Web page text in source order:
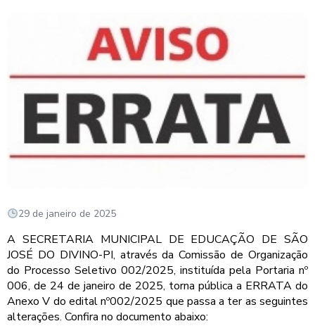
29 de janeiro de 2025
A SECRETARIA MUNICIPAL DE EDUCAÇÃO DE SÃO
JOSÉ DO DIVINO-PI, através da Comissão de Organização
do Processo Seletivo 002/2025, instituída pela Portaria nº
006, de 24 de janeiro de 2025, torna pública a ERRATA do
Anexo V do edital nº002/2025 que passa a ter as seguintes
alterações. Confira no documento abaixo: